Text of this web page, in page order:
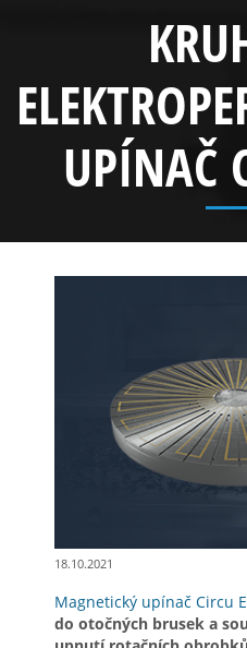
UPÍNAČ
18.10.2021
Magnetický upínač Circu
do otočných brusek a